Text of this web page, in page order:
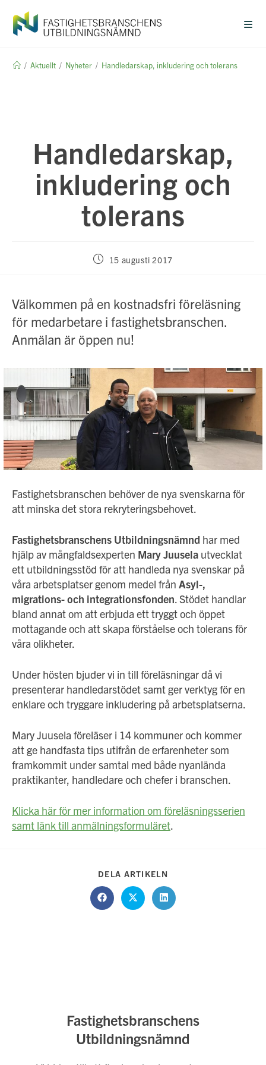
innehållet
/ Aktuellt / Nyheter / Handledarskap, inkludering och tolerans
Handledarskap,
inkludering och
tolerans
Inlägget15 augusti 2017
Välkommen på en kostnadsfri föreläsning
för medarbetare i fastighetsbranschen.
Anmälan är öppen nu!
Fastighetsbranschen behöver de nya svenskarna för
att minska det stora rekryteringsbehovet.
Fastighetsbranschens Utbildningsnämnd har med
hjälp av mångfaldsexperten Mary Juusela utvecklat
ett utbildningsstöd för att handleda nya svenskar på
våra arbetsplatser genom medel från Asyl-,
migrations- och integrationsfonden. Stödet handlar
bland annat om att erbjuda ett tryggt och öppet
mottagande och att skapa förståelse och tolerans för
våra olikheter.
Under hösten bjuder vi in till föreläsningar då vi
presenterar handledarstödet samt ger verktyg för en
enklare och tryggare inkludering på arbetsplatserna.
Mary Juusela föreläser i 14 kommuner och kommer
att ge handfasta tips utifrån de erfarenheter som
framkommit under samtal med både nyanlända
praktikanter, handledare och chefer i branschen.
Klicka här för mer information om föreläsningsserien
samt länk till anmälningsformuläret.
DELA ARTIKELN
DETTA
INNEHÅLL
Öppnas
i
Öppnas
i
Öppnas
i
Fastighetsbranschens
Utbildningsnämnd